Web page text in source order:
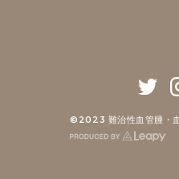
©2023 難治性血管腫・